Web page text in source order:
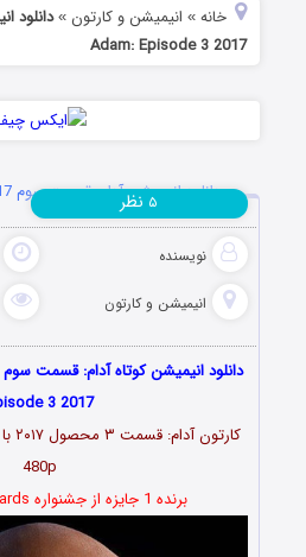
خانه » انیمیشن و کارتون »دانلود
Adam: Episode 3 2017
دانلود انیمیشن آدام: قسمت سوم Adam: Episode 3 2017
نویسنده
انیمیشن و کارتون
۵ نظر
3 2017
480p
برنده 1 جایزه از جشنواره The Webby Awards